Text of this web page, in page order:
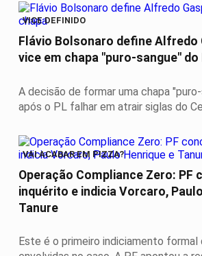
VICE DEFINIDO
Flávio Bolsonaro define Alfredo
vice em chapa "puro-sangue" do
A decisão de formar uma chapa
após o PL falhar em atrair siglas do
VAI ACABAR EM PIZZA?
Operação Compliance Zero: PF
inquérito e indicia Vorcaro,
Tanure
Este é o primeiro indiciamento formal